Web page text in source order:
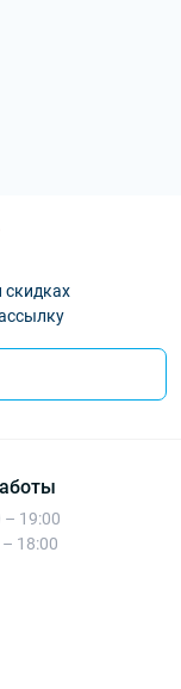
скидках
19:00
18:00